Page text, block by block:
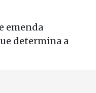
emenda
determina a